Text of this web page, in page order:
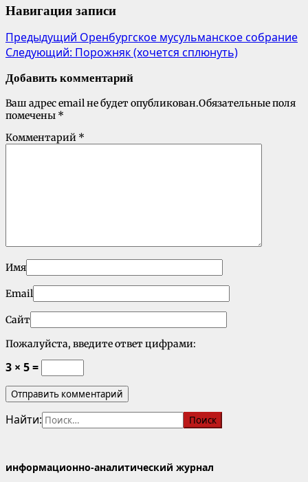
Навигация записи
Предыдущий Оренбургское мусульманское собрание
Следующий: Порожняк (хочется сплюнуть)
Добавить комментарий
Ваш адрес email не будет опубликован.Обязательные поля
помечены *
Комментарий *
Имя
Email
Сайт
Пожалуйста, введите ответ цифрами:
3 × 5 =
Найти:
информационно-аналитический журнал